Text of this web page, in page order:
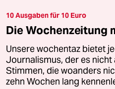
10 Ausgaben für 10 Euro
Die Wochenzeitung
Unsere wochentaz bietet
Journalismus, der es
Stimmen, die woanders
zehn Wochen lang